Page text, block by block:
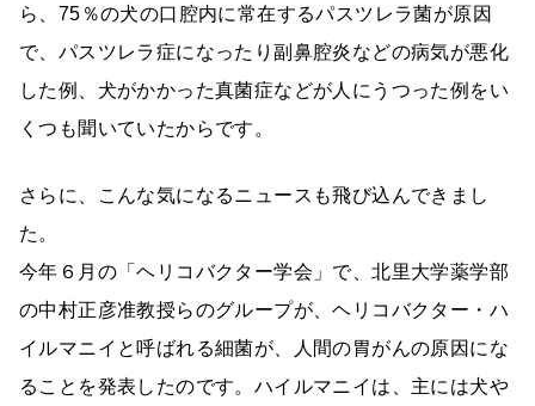
ら、75％の犬の口腔内に常在するパスツレラ菌が原因
で、パスツレラ症になったり副鼻腔炎などの病気が悪化
した例、犬がかかった真菌症などが人にうつった例をい
くつも聞いていたからです。
さらに、こんな気になるニュースも飛び込んできまし
た。
今年６月の「ヘリコバクター学会」で、北里大学薬学部
の中村正彦准教授らのグループが、ヘリコバクター・ハ
イルマニイと呼ばれる細菌が、人間の胃がんの原因にな
ることを発表したのです。ハイルマニイは、主には犬や